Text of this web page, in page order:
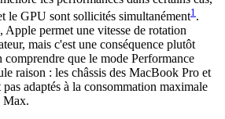
le GPU sont sollicités simultanément1.
Apple permet une vitesse de rotation
mais c'est une conséquence plutôt
que le mode Performance
raison : les châssis des MacBook Pro et
adaptés à la consommation maximale
Max.